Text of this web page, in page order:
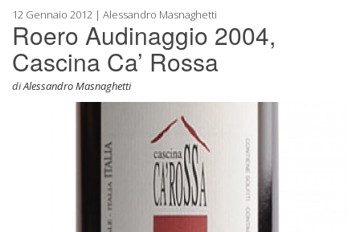
12 Gennaio 2012 | Alessandro Masnaghetti
Roero Audinaggio 2004,
Cascina Ca’ Rossa
diAlessandro Masnaghetti